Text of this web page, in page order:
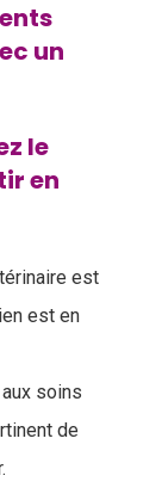
un
le
en
est
est en
soins
de